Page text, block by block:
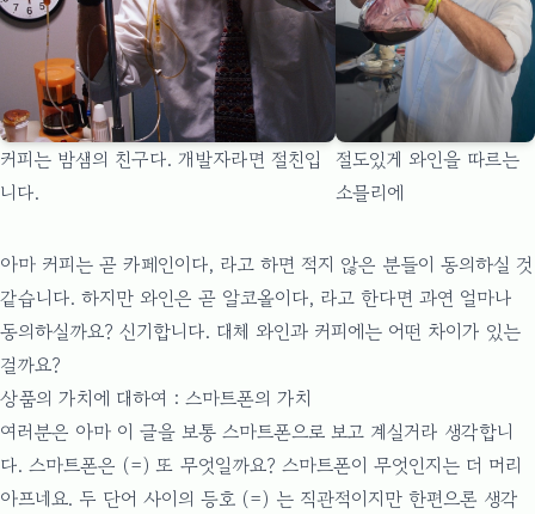
커피는 밤샘의 친구다. 개발자라면 절친입
니다.
절도있게 와인을 따르는
소믈리에
아마 커피는 곧 카페인이다, 라고 하면 적지 않은 분들이 동의하실 것
같습니다. 하지만 와인은 곧 알코올이다, 라고 한다면 과연 얼마나
동의하실까요? 신기합니다. 대체 와인과 커피에는 어떤 차이가 있는
걸까요?
상품의 가치에 대하여 : 스마트폰의 가치
여러분은 아마 이 글을 보통 스마트폰으로 보고 계실거라 생각합니
다. 스마트폰은 (=) 또 무엇일까요? 스마트폰이 무엇인지는 더 머리
아프네요. 두 단어 사이의 등호 (=) 는 직관적이지만 한편으론 생각